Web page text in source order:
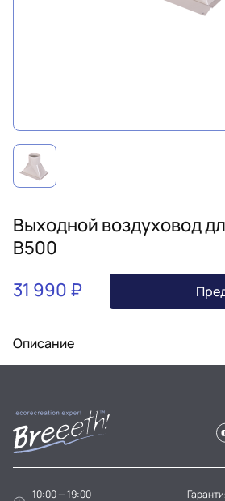
Выходной воздуховод
B500
31 990 ₽
Описание
10:00 — 19:00